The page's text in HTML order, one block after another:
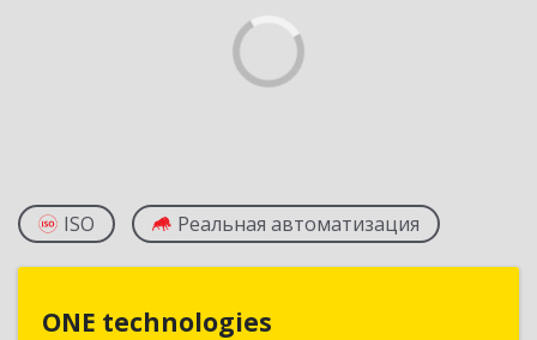
ISO Реальная автоматизация
ONE technologies